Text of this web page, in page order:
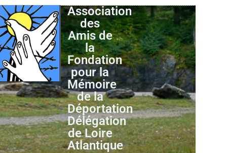
Association
des
Amis de
la
Fondation
pour la
Mémoire
de la
Déportation
Délégation
de Loire
Atlantique